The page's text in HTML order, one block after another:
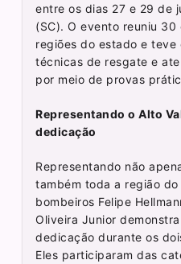
entre os dias 27 e 29 de
(SC). O evento reuniu
regiões do estado e
técnicas de resgate e
por meio de provas
Representando o Alto
dedicação
Representando não
também toda a região
bombeiros Felipe
Oliveira Junior
dedicação durante os
Eles participaram das